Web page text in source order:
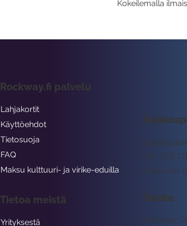
Kokeilemalla
Arkisin klo
045 7731
Osoite
Rockway
Rockway.fi palvelu
Lahjakortit
Käyttöehdot
Tietosuoja
FAQ
Maksu kulttuuri- ja virike-eduilla
Tietoa meistä
Yrityksestä